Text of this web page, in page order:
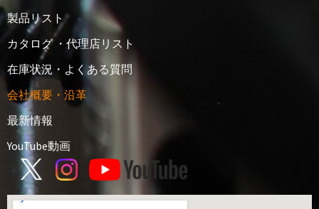
製品リスト
カタログ ・代理店リスト
在庫状況・よくある質問
会社概要・沿革
最新情報
YouTube動画